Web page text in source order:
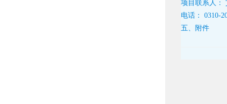
项目联系人：
电话：
0310-
五、附件